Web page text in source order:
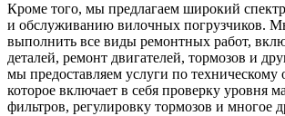
Кроме того, мы предлагаем широкий
и обслуживанию вилочных погрузчиков.
выполнить все виды ремонтных работ,
деталей, ремонт двигателей, тормозов и
мы предоставляем услуги по
которое включает в себя проверку уровня
фильтров, регулировку тормозов и многое